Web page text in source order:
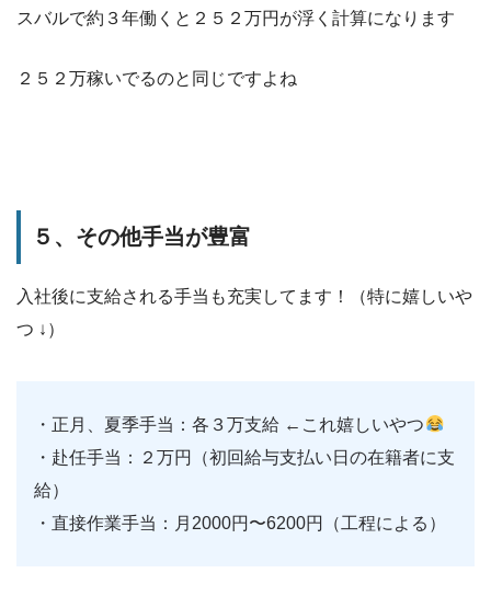
スバルで約３年働くと２５２万円が浮く計算になります
２５２万稼いでるのと同じですよね
５、その他手当が豊富
入社後に支給される手当も充実してます！（特に嬉しいや
つ ↓）
・正月、夏季手当：各３万支給 ←これ嬉しいやつ
・赴任手当：２万円（初回給与支払い日の在籍者に支
給）
・直接作業手当：月2000円〜6200円（工程による）